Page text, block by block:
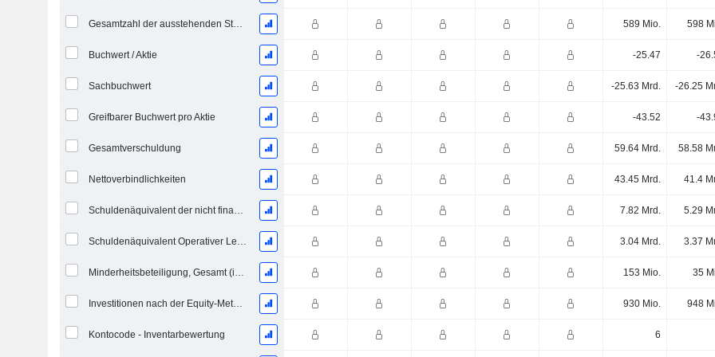
Gesamtzahl der ausstehenden Stammaktien 589 Mio. 598
Buchwert / Aktie -25.47 -
Sachbuchwert -25.63 Mrd. -26.25
Greifbarer Buchwert pro Aktie -43.52 -
Gesamtverschuldung 59.64 Mrd. 58.58
Nettoverbindlichkeiten 43.45 Mrd. 41.4
Schuldenäquivalent der nicht finanzierten projizierten Leistungspflicht 7.82 Mrd. 5.29
Schuldenäquivalent Operativer Leasingverträge 3.04 Mrd. 3.37
Minderheitsbeteiligung, Gesamt (inkl. Fin. Div.) 153 Mio. 35
Investitionen nach der Equity-Methode, Gesamt 930 Mio. 948
Kontocode - Inventarbewertung 6